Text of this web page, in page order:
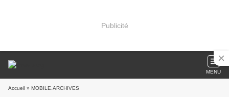
Publicité
MENU
Accueil » MOBILE.ARCHIVES